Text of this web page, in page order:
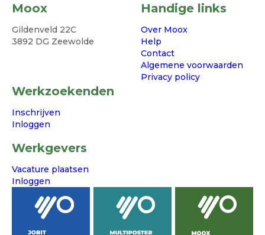
Moox
Gildenveld 22C
3892 DG Zeewolde
Handige links
Over Moox
Help
Contact
Algemene voorwaarden
Privacy policy
Werkzoekenden
Inschrijven
Inloggen
Werkgevers
Vacature plaatsen
Inloggen